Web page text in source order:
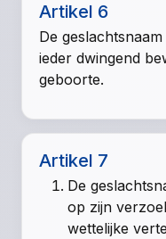
Artikel 6
De
ieder dwingend
geboorte.
Artikel 7
De
op zijn
wettelijke